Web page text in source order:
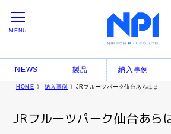
MENU
NEWS 製品 納入事例
HOME 》納入事例 》JRフルーツパーク仙台あらはま
JRフルーツパーク仙台あら